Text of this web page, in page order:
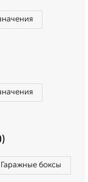
Гаражные боксы